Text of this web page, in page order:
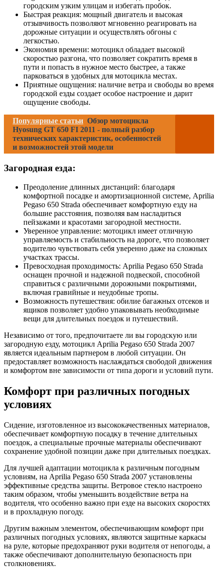
городским узким улицам и избегать пробок.
Быстрая реакция: мощный двигатель и высокая
отзывчивость позволяют мгновенно реагировать на
дорожные ситуации и осуществлять обгоны с
легкостью.
Экономия времени: мотоцикл обладает высокой
скоростью разгона, что позволяет сократить время в
пути и попасть в нужное место быстрее, а также
парковаться в удобных для мотоцикла местах.
Приятные ощущения: наличие ветра и свободы во время
городской езды создает особое настроение и дарит
ощущение свободы.
Популярные статьи Обзор мотоцикла
Hyosung GT 650 FI 2011 - полный разбор
технических характеристик, особенностей
и возможностей этой модели
Загородная езда:
Преодоление длинных дистанций: благодаря
комфортной посадке и амортизационной системе, Aprilia
Pegaso 650 Strada обеспечивает комфортную езду на
большие расстояния, позволяя вам насладиться
пейзажами и красотами загородной местности.
Уверенное управление: мотоцикл имеет отличную
управляемость и стабильность на дороге, что позволяет
водителю чувствовать себя уверенно даже на сложных
участках трассы.
Превосходная проходимость: Aprilia Pegaso 650 Strada
оснащен прочной и надежной подвеской, способной
справиться с различными дорожными покрытиями,
включая гравийные и неудобные тропы.
Возможность путешествия: обилие багажных отсеков и
ящиков позволяет удобно упаковывать необходимые
вещи для длительных поездок и путешествий.
Независимо от того, предпочитаете ли вы городскую или
загородную езду, мотоцикл Aprilia Pegaso 650 Strada 2007
является идеальным партнером в любой ситуации. Он
предоставляет возможность наслаждаться свободой движения
и комфортом вне зависимости от типа дороги и условий пути.
Комфорт при различных погодных
условиях
Сидение, изготовленное из высококачественных материалов,
обеспечивает комфортную посадку в течение длительных
поездок, а специальные прочные материалы обеспечивают
сохранение удобной позиции даже при длительных поездках.
Для лучшей адаптации мотоцикла к различным погодным
условиям, на Aprilia Pegaso 650 Strada 2007 установлены
эффективные средства защиты. Ветровое стекло настроено
таким образом, чтобы уменьшить воздействие ветра на
водителя, что особенно важно при езде на высоких скоростях
и в прохладную погоду.
Другим важным элементом, обеспечивающим комфорт при
различных погодных условиях, являются защитные каркасы
на руле, которые предохраняют руки водителя от непогоды, а
также обеспечивают дополнительную безопасность при
столкновениях.